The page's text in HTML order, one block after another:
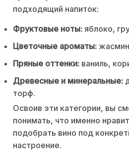
подходящий напиток:
Фруктовые ноты: яблоко,
Цветочные ароматы:
Пряные оттенки: ваниль,
Древесные и минеральные:
торф.
Освоив эти категории, вы
понимать, что именно
подобрать вино под
настроение.